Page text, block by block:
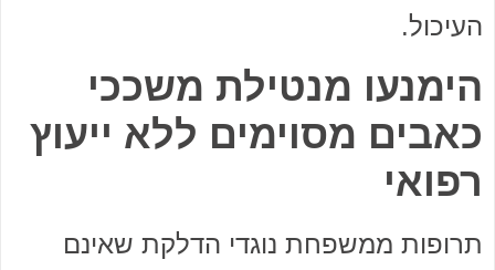
העיכול.
הימנעו מנטילת משככי
כאבים מסוימים ללא ייעוץ
רפואי
תרופות ממשפחת נוגדי הדלקת שאינם